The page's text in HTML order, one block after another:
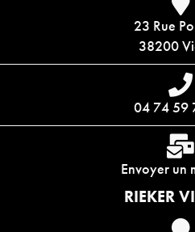
23 Rue
38200
04 74 59
Envoyer un
RIEKER